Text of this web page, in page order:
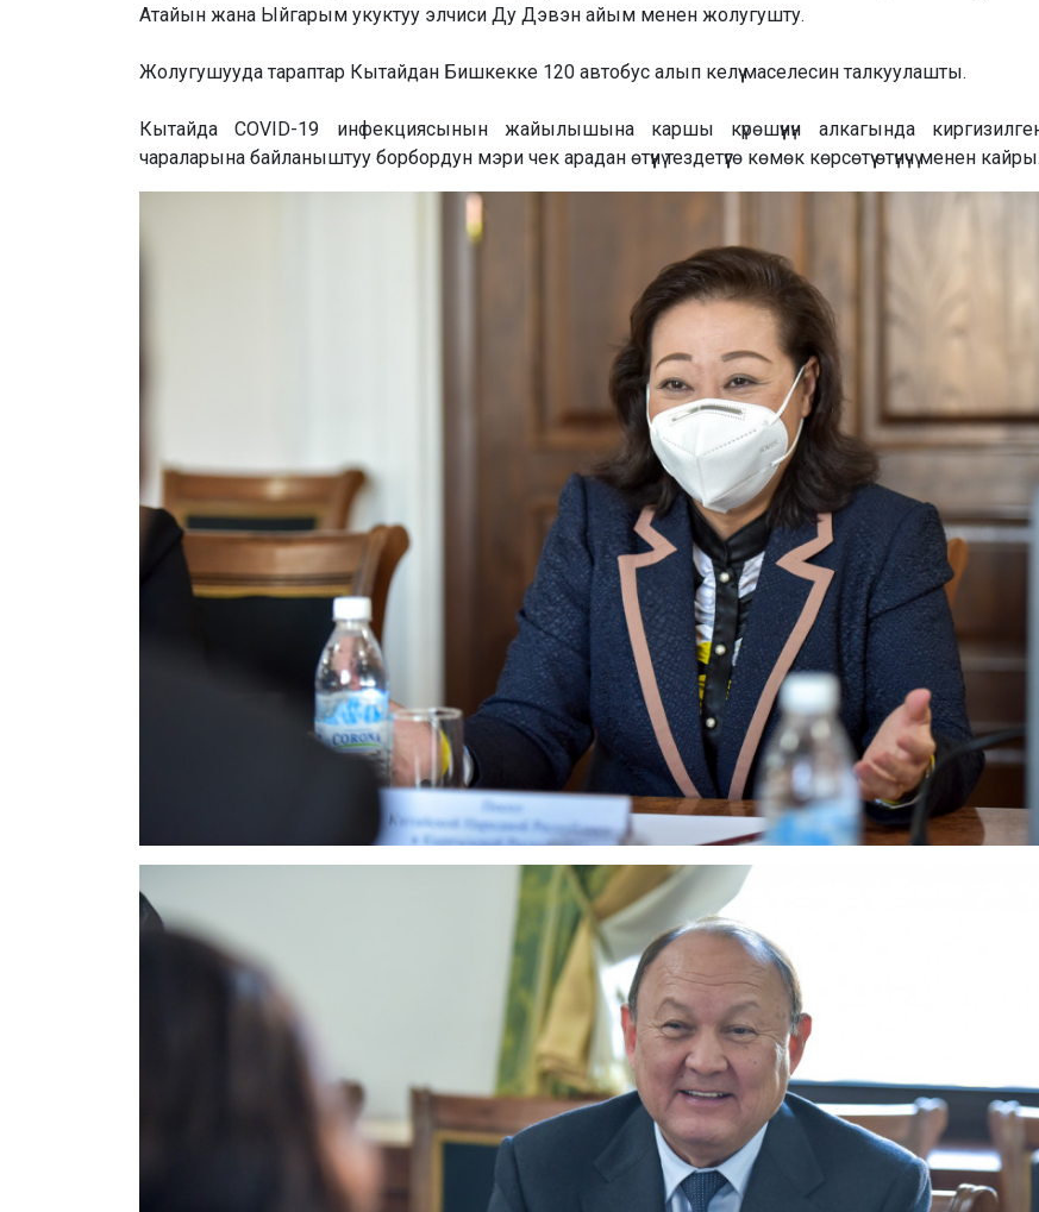
Атайын жана Ыйгарым укуктуу элчиси Ду Дэвэн айым менен жолугушту.
Жолугушууда тараптар Кытайдан Бишкекке 120 автобус алып келүү маселесин талкуулашты.
Кытайда COVID-19 инфекциясынын жайылышына каршы күрөшүүнүн алкагында
чараларына байланыштуу борбордун мэри чек арадан өтүүнү тездетүүгө көмөк көрсөтүү өтүнүчү менен